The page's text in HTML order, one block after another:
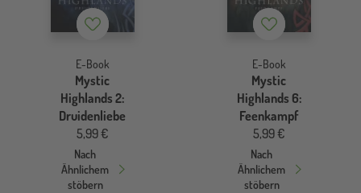
Merkzettel
E-Book
Mystic
Highlands 2:
Druidenliebe
5,99 €
Nach
Ähnlichem
stöbern
Merkzettel
E-Book
Mystic
Highlands 6:
Feenkampf
5,99 €
Nach
Ähnlichem
stöbern